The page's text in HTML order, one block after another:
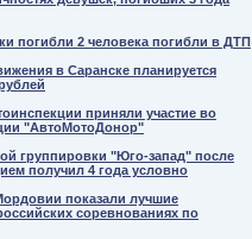
погибли 2 человека погибли в ДТП
в Саранске планируется
приняли участие во
"АвтоМотоДонор"
группировки "Юго-запад" после
получил 4 года условно
показали лучшие
соревнованиях по